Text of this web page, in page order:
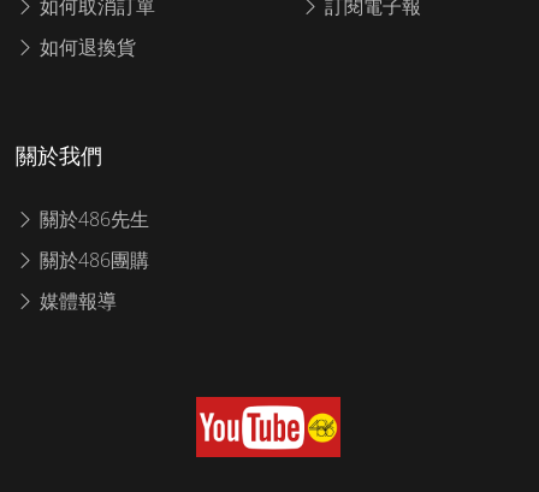
如何取消訂單
如何退換貨
訂閱電子報
關於我們
關於486先生
關於486團購
媒體報導